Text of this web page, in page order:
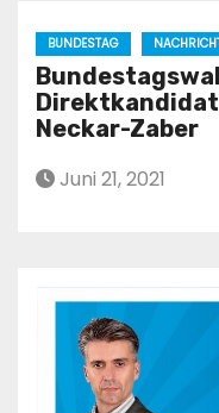
BUNDESTAG
Neckar-Zaber
Juni 21, 2021